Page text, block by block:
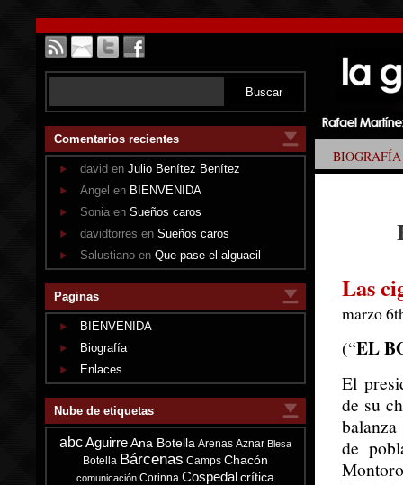
Comentarios recientes
david en Julio Benítez Benítez
Angel en BIENVENIDA
Sonia en Sueños caros
davidtorres en Sueños caros
Salustiano en Que pase el alguacil
Paginas
BIENVENIDA
Biografía
Enlaces
Nube de etiquetas
abcAguirre Ana Botella Arenas Aznar Blesa
Botella Bárcenas Camps Chacón
comunicación Corinna Cospedal crítica
BIOGRAFÍA
Las
marzo
(“EL
El
de su
de